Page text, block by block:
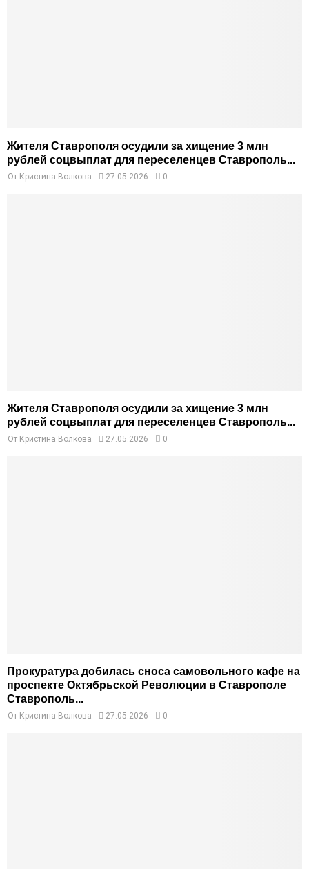
Жителя Ставрополя осудили за хищение 3 млн
рублей соцвыплат для переселенцев Ставрополь...
От Кристина Волкова 27.05.2026 0
Жителя Ставрополя осудили за хищение 3 млн
рублей соцвыплат для переселенцев Ставрополь...
От Кристина Волкова 27.05.2026 0
Прокуратура добилась сноса самовольного кафе на
проспекте Октябрьской Революции в Ставрополе
Ставрополь...
От Кристина Волкова 27.05.2026 0